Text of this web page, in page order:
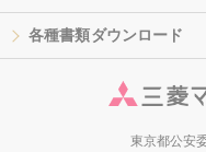
各種書類ダウンロード
東京都公安